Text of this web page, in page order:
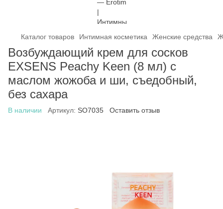
Каталог товаров Интимная косметика Женские средства
Возбуждающий крем для сосков
EXSENS Peachy Keen (8 мл) с
маслом жожоба и ши, съедобный,
без сахара
В наличии Артикул: SO7035 Оставить отзыв